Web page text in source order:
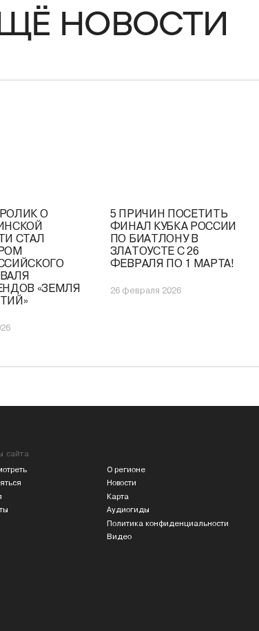
НОВОСТИ
О
СТАЛ
«ЗЕМЛЯ
5 ПРИЧИН ПОСЕТИТЬ
ФИНАЛ КУБКА РОССИИ
ПО БИАТЛОНУ В
ЗЛАТОУСТЕ С 26
ФЕВРАЛЯ ПО 1 МАРТА!
26 февраля 2026
сайта
О регионе
Новости
Карта
Аудиогиды
Политика конфиденциальности
Видео